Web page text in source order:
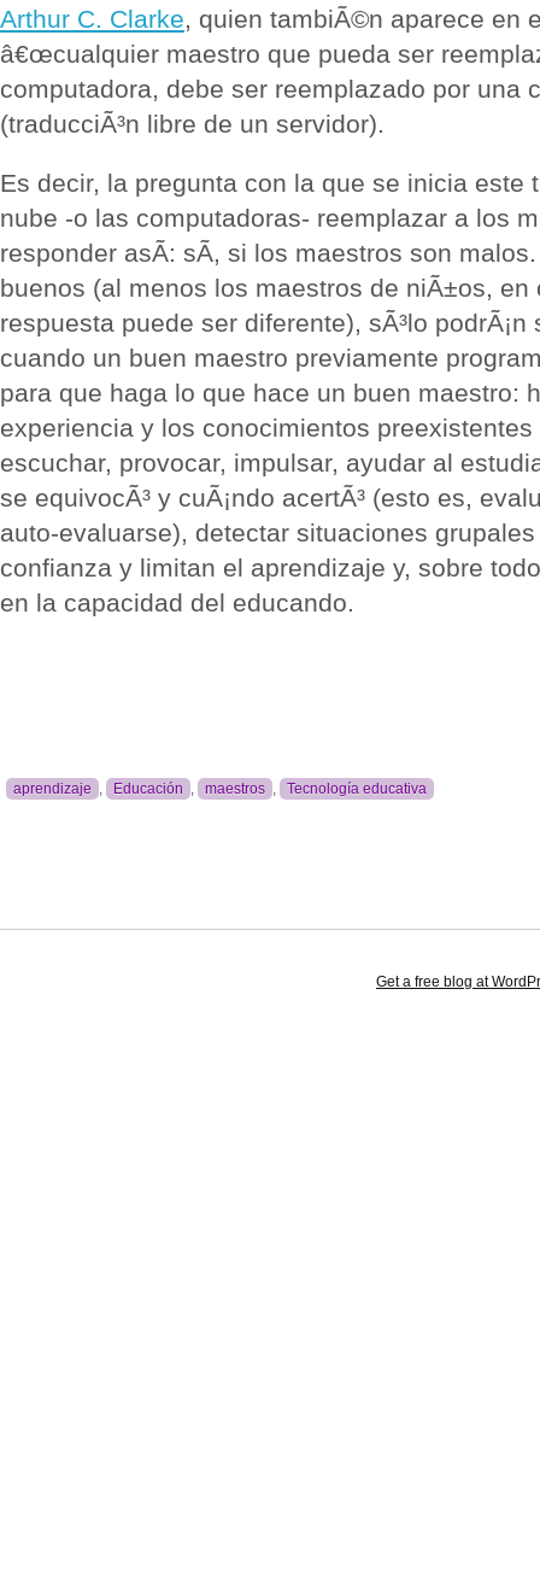
Arthur C. Clarke, quien tambiÃ©n aparece en
â€œcualquier maestro que pueda ser
computadora, debe ser reemplazado por una
(traducciÃ³n libre de un servidor).
Es decir, la pregunta con la que se inicia este
nube -o las computadoras- reemplazar a los
responder asÃ­: sÃ­, si los maestros son
buenos (al menos los maestros de niÃ±os, en
respuesta puede ser diferente), sÃ³lo
cuando un buen maestro previamente
para que haga lo que hace un buen maestro:
experiencia y los conocimientos
escuchar, provocar, impulsar, ayudar al
se equivocÃ³ y cuÃ¡ndo acertÃ³ (esto es,
auto-evaluarse), detectar situaciones
confianza y limitan el aprendizaje y, sobre
en la capacidad del educando.
aprendizaje , Educación , maestros , Tecnología educativa
Get a free blog at